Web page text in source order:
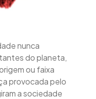
nunca
do planeta,
ou faixa
provocada pelo
a sociedade